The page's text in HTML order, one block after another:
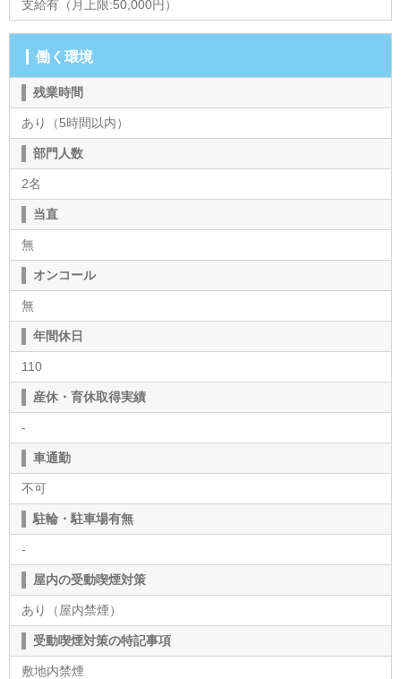
支給有（月上限:50,000円）
働く環境
残業時間
あり（5時間以内）
部門人数
2名
当直
無
オンコール
無
年間休日
110
産休・育休取得実績
-
車通勤
不可
駐輪・駐車場有無
-
屋内の受動喫煙対策
あり（屋内禁煙）
受動喫煙対策の特記事項
敷地内禁煙